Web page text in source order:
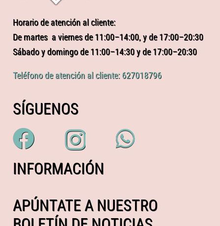
Horario de atención al cliente:
De martes a viernes de 11:00–14:00, y de 17:00–20:30
Sábado y domingo de 11:00–14:30 y de 17:00–20:30
Teléfono de atención al cliente: 627018796
SÍGUENOS
INFORMACIÓN
APÚNTATE A NUESTRO